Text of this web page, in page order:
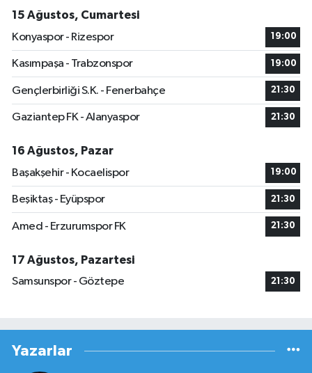
15 Ağustos, Cumartesi
Konyaspor - Rizespor
19:00
Kasımpaşa - Trabzonspor 19:00
Gençlerbirliği S.K. - Fenerbahçe 21:30
Gaziantep FK - Alanyaspor 21:30
16 Ağustos, Pazar
Başakşehir - Kocaelispor
19:00
Beşiktaş - Eyüpspor 21:30
Amed - Erzurumspor FK 21:30
17 Ağustos, Pazartesi
Samsunspor - Göztepe
21:30
Yazarlar